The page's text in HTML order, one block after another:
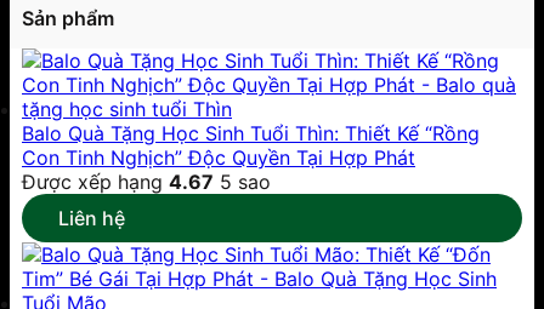
Sản phẩm
Balo Quà Tặng Học Sinh Tuổi Thìn: Thiết Kế “Rồng
Con Tinh Nghịch” Độc Quyền Tại Hợp Phát
Được xếp hạng 4.67 5 sao
Liên hệ